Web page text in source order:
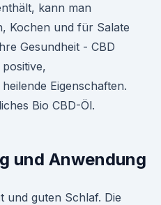
kann man
Kochen und für Salate
Gesundheit - CBD
Eigenschaften.
Bio CBD-Öl.
und Anwendung
und guten Schlaf. Die